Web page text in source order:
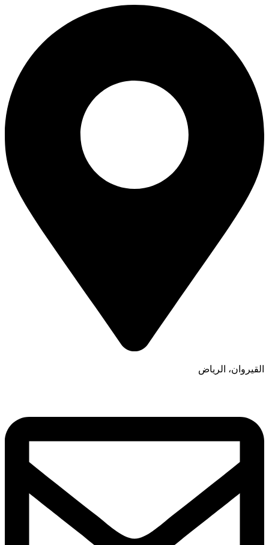
القيروان، الرياض